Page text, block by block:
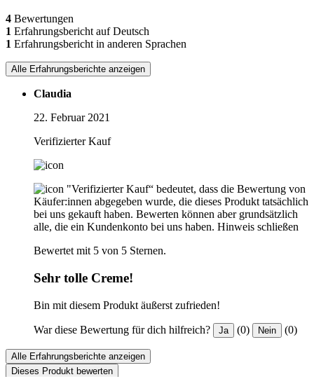
4 Bewertungen
1 Erfahrungsbericht auf Deutsch
1 Erfahrungsbericht in anderen Sprachen
Alle Erfahrungsberichte anzeigen
Claudia
22. Februar 2021
Verifizierter Kauf
"Verifizierter Kauf“ bedeutet, dass die Bewertung von
Käufer:innen abgegeben wurde, die dieses Produkt tatsächlich
bei uns gekauft haben. Bewerten können aber grundsätzlich
alle, die ein Kundenkonto bei uns haben. Hinweis schließen
Bewertet mit 5 von 5 Sternen.
Sehr tolle Creme!
Bin mit diesem Produkt äußerst zufrieden!
War diese Bewertung für dich hilfreich? Ja (0) Nein (0)
Alle Erfahrungsberichte anzeigen
Dieses Produkt bewerten